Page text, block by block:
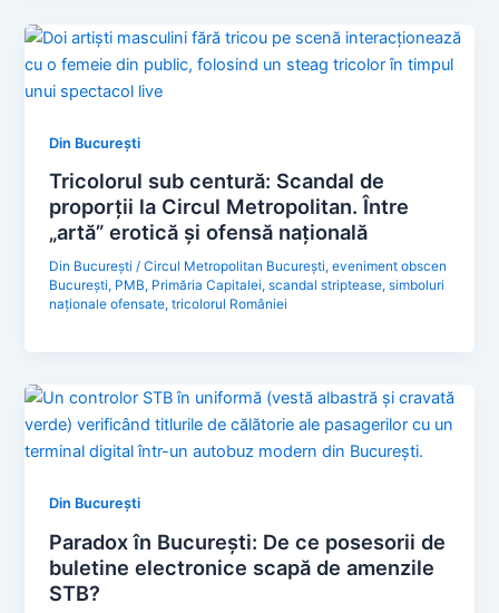
Din București
Tricolorul sub centură: Scandal de
proporții la Circul Metropolitan. Între
„artă” erotică și ofensă națională
Din București /Circul Metropolitan București,eveniment obscen
București, PMB, Primăria Capitalei,scandal striptease,simboluri
naționale ofensate,tricolorul României
Din București
Paradox în București: De ce posesorii de
buletine electronice scapă de amenzile
STB?